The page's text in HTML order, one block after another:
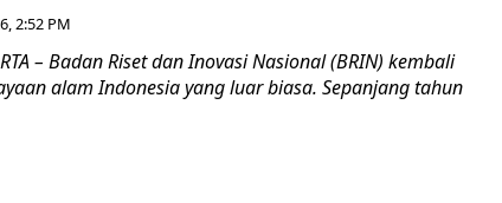
2:52 PM
– Badan Riset dan Inovasi Nasional (BRIN) kembali
alam Indonesia yang luar biasa. Sepanjang tahun